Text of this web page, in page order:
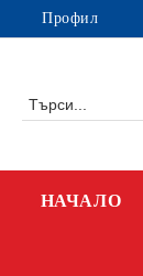
Профил
НАЧАЛО